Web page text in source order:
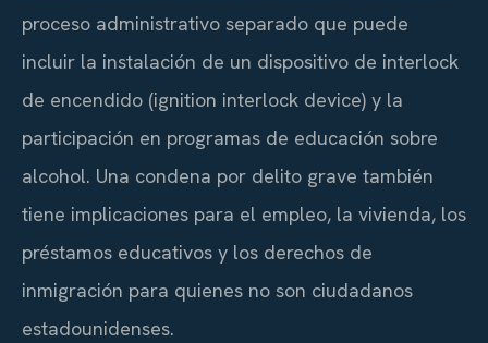
proceso administrativo separado que puede
incluir la instalación de un dispositivo de interlock
de encendido (ignition interlock device) y la
participación en programas de educación sobre
alcohol. Una condena por delito grave también
tiene implicaciones para el empleo, la vivienda, los
préstamos educativos y los derechos de
inmigración para quienes no son ciudadanos
estadounidenses.